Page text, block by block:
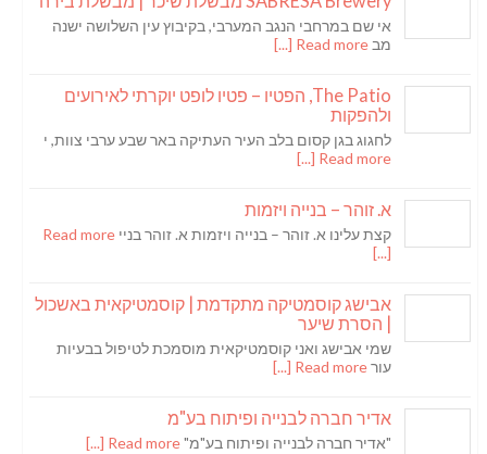
אי שם במרחבי הנגב המערבי, בקיבוץ עין השלושה ישנה
מב Read more [...]
The Patio, הפטיו – פטיו לופט יוקרתי לאירועים
ולהפקות
לחגוג בגן קסום בלב העיר העתיקה באר שבע ערבי צוות, י
Read more [...]
א. זוהר – בנייה ויזמות
קצת עלינו א. זוהר – בנייה ויזמות א. זוהר בניי Read more
[...]
אבישג קוסמטיקה מתקדמת | קוסמטיקאית באשכול
| הסרת שיער
שמי אבישג ואני קוסמטיקאית מוסמכת לטיפול בבעיות
עורRead more [...]
אדיר חברה לבנייה ופיתוח בע"מ
"אדיר חברה לבנייה ופיתוח בע"מ"Read more [...]